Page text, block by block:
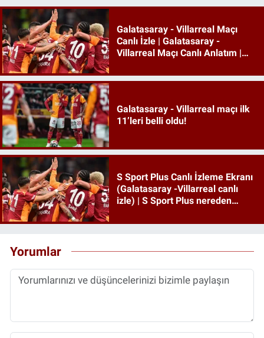
Galatasaray - Villarreal Maçı
Canlı İzle | Galatasaray -
Villarreal Maçı Canlı Anlatım |
Galatasaray - Villarreal maçı ilk
11’leri belli oldu!
S Sport Plus Canlı İzleme Ekranı
(Galatasaray -Villarreal canlı
izle) | S Sport Plus nereden
Yorumlar